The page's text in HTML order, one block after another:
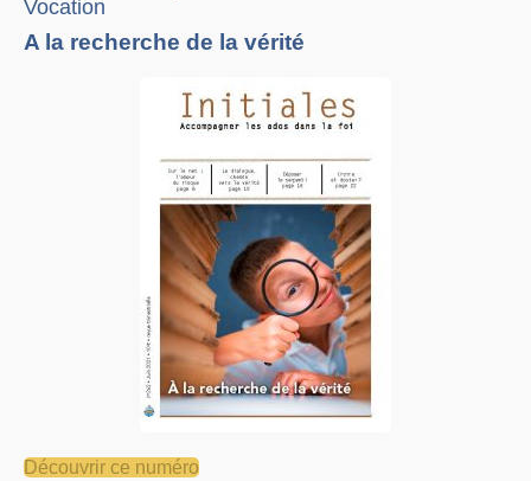
Vocation
A la recherche de la vérité
Découvrir ce numéro